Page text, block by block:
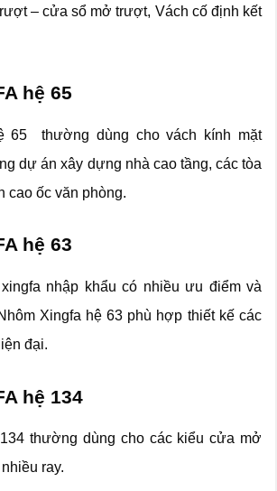
– cửa sổ mở trượt, Vách cố định kết
hệ 65
65 thường dùng cho vách kính mặt
dự án xây dựng nhà cao tầng, các tòa
cao ốc văn phòng.
hệ 63
nhập khẩu có nhiều ưu điểm và
Xingfa hệ 63 phù hợp thiết kế các
đại.
hệ 134
thường dùng cho các kiểu cửa mở
ray.